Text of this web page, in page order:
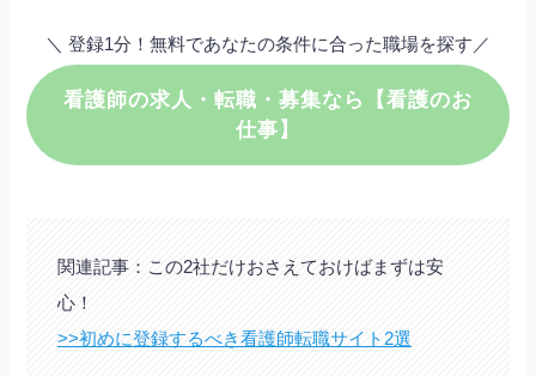
＼ 登録1分！無料であなたの条件に合った職場を探す／
看護師の求人・転職・募集なら【看護のお
仕事】
関連記事：この2社だけおさえておけばまずは安
心！
>>初めに登録するべき看護師転職サイト2選